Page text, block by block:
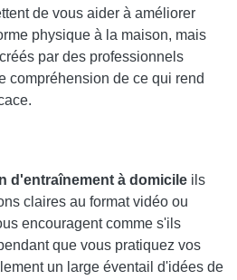
de vous aider à améliorer
physique à la maison, mais
par des professionnels
compréhension de ce qui rend
d'entraînement à domicile ils
claires au format vidéo ou
encouragent comme s'ils
que vous pratiquez vos
un large éventail d'idées de